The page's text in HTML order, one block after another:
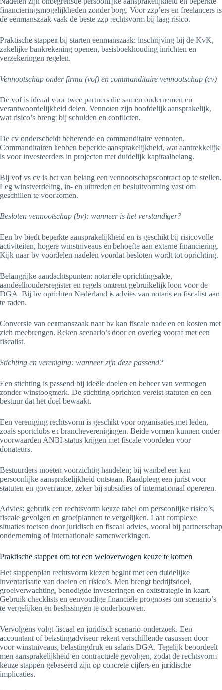
financieringsmogelijkheden zonder borg. Voor zzp’ers en freelancers is
de eenmanszaak vaak de beste zzp rechtsvorm bij laag risico.
Praktische stappen bij starten eenmanszaak: inschrijving bij de KvK,
zakelijke bankrekening openen, basisboekhouding inrichten en
verzekeringen regelen.
Vennootschap onder firma (vof) en commanditaire vennootschap (cv)
De vof is ideaal voor twee partners die samen ondernemen en
verantwoordelijkheid delen. Vennoten zijn hoofdelijk aansprakelijk,
wat risico’s brengt bij schulden en conflicten.
De cv onderscheidt beherende en commanditaire vennoten.
Commanditairen hebben beperkte aansprakelijkheid, wat aantrekkelijk
is voor investeerders in projecten met duidelijk kapitaalbelang.
Bij vof vs cv is het van belang een vennootschapscontract op te stellen.
Leg winstverdeling, in- en uittreden en besluitvorming vast om
geschillen te voorkomen.
Besloten vennootschap (bv): wanneer is het verstandiger?
Een bv biedt beperkte aansprakelijkheid en is geschikt bij risicovolle
activiteiten, hogere winstniveaus en behoefte aan externe financiering.
Kijk naar bv voordelen nadelen voordat besloten wordt tot oprichting.
Belangrijke aandachtspunten: notariële oprichtingsakte,
aandeelhoudersregister en regels omtrent gebruikelijk loon voor de
DGA. Bij bv oprichten Nederland is advies van notaris en fiscalist aan
te raden.
Conversie van eenmanszaak naar bv kan fiscale nadelen en kosten met
zich meebrengen. Reken scenario’s door en overleg vooraf met een
fiscalist.
Stichting en vereniging: wanneer zijn deze passend?
Een stichting is passend bij ideële doelen en beheer van vermogen
zonder winstoogmerk. De stichting oprichten vereist statuten en een
bestuur dat het doel bewaakt.
Een vereniging rechtsvorm is geschikt voor organisaties met leden,
zoals sportclubs en brancheverenigingen. Beide vormen kunnen onder
voorwaarden ANBI-status krijgen met fiscale voordelen voor
donateurs.
Bestuurders moeten voorzichtig handelen; bij wanbeheer kan
persoonlijke aansprakelijkheid ontstaan. Raadpleeg een jurist voor
statuten en governance, zeker bij subsidies of internationaal opereren.
Advies: gebruik een rechtsvorm keuze tabel om persoonlijke risico’s,
fiscale gevolgen en groeiplannen te vergelijken. Laat complexe
situaties toetsen door juridisch en fiscaal advies, vooral bij partnerschap
onderneming of internationale samenwerkingen.
Praktische stappen om tot een weloverwogen keuze te komen
Het stappenplan rechtsvorm kiezen begint met een duidelijke
inventarisatie van doelen en risico’s. Men brengt bedrijfsdoel,
groeiverwachting, benodigde investeringen en exitstrategie in kaart.
Gebruik checklists en eenvoudige financiële prognoses om scenario’s
te vergelijken en beslissingen te onderbouwen.
Vervolgens volgt fiscaal en juridisch scenario-onderzoek. Een
accountant of belastingadviseur rekent verschillende casussen door
voor winstniveaus, belastingdruk en salaris DGA. Tegelijk beoordeelt
men aansprakelijkheid en contractuele gevolgen, zodat de rechtsvorm
keuze stappen gebaseerd zijn op concrete cijfers en juridische
implicaties.